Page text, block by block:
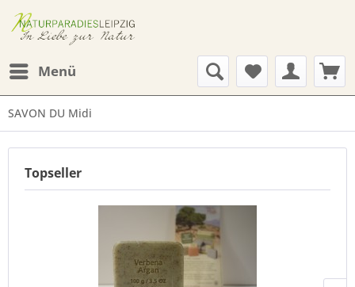
Menü
SAVON DU Midi
Topseller